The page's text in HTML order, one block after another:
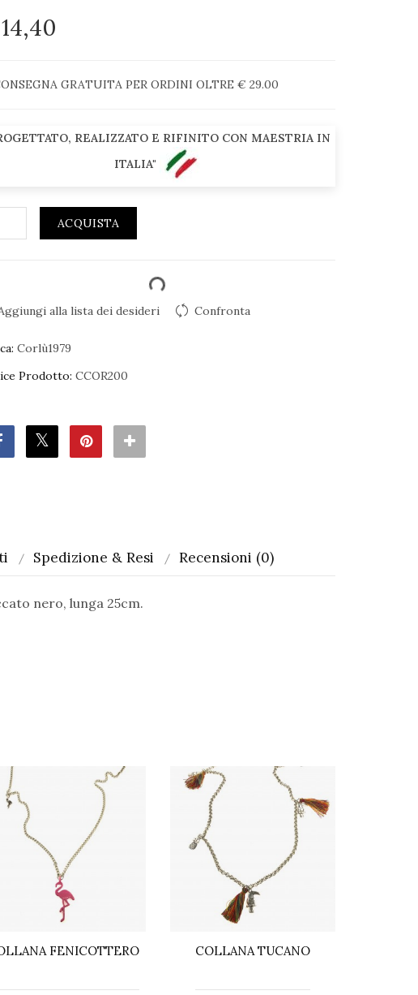
GRATUITA PER ORDINI OLTRE € 29.00
REALIZZATO E RIFINITO CON MAESTRIA IN
ITALIA"
ACQUISTA
alla lista dei desideri Confronta
Corlù1979
Prodotto: CCOR200
Spedizione & Resi Recensioni (0)
nero, lunga 25cm.
FENICOTTERO COLLANA TUCANO